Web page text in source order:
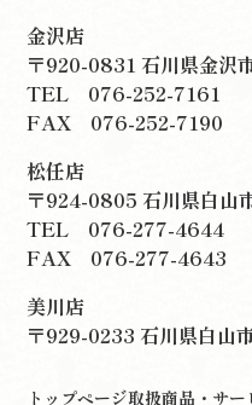
金沢店
〒920-0831 石川県金沢
TEL 076-252-7161
FAX 076-252-7190
松任店
〒924-0805 石川県白山
TEL 076-277-4644
FAX 076-277-4643
美川店
〒929-0233 石川県白山
トップページ取扱商品・サー